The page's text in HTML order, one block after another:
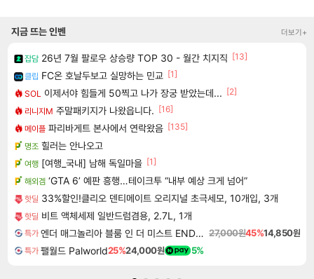
지금 뜨는 인벤 더보기+
잡담 26년 7월 팔로우 상승량 TOP 30 - 월간 치지직 [13]
클립 FC온 호날두보고 실망하는 민교 [1]
SOL 이제서야 힘들게 50찍고 나가 장궁 받았는데... [2]
리니지M 주말패키지가 나왔읍니다. [16]
메이플 파리바게트 본사에서 연락왔음 [135]
명조 힐러는 안나오고
여행 [여행_국내] 남해 독일마을 [1]
해외겜 ‘GTA 6’ 예판 흥행…테이크투 “내부 예상 크게 넘어”
핫딜 33%할인!클리오 덴티메이트 오리지널 초극세모, 10개입, 3개
핫딜 비트 액체세제 일반드럼겸용, 2.7L, 1개
특가 엔더 매그놀리아 블룸 인 더 미스트 ENDER MAGNOLIA Bloom in the Mist 27,000원45%14,850원
특가 팰월드 Palworld25%24,000원 5%